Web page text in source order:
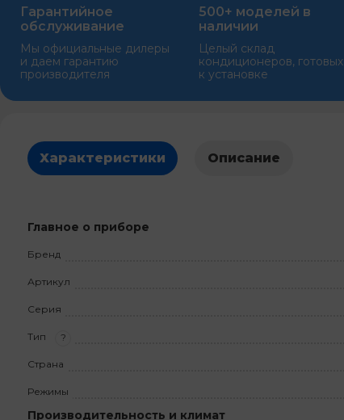
Гарантийное
обслуживание
Мы официальные дилеры
и даем гарантию
производителя
500+ моделей в
наличии
Целый склад
кондиционеров, готовых
к установке
Характеристики Описание
Главное о приборе
Бренд
Артикул
Серия
Тип ?
Страна
Режимы
Производительность и климат